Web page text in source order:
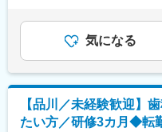
そのような当社にて一緒
がら成長できることがメ
社用車での通勤、直行直
＜現場業務＞
※機器の規模により複数
明を行います。
＜デスク業務（1割程度
家族手当（子供8,000円
ア手当9,000円（入社5
安の金額であり、選考を
(月額)は固定手当を含め
気になる
【品川／未経験歓迎】
たい方／研修3カ月◆転